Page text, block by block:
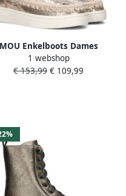
MOU Enkelboots Dames
Eskimo Sneaker Maat: 36
Kleur: Goud
1 webshop
€ 153,99 € 109,99